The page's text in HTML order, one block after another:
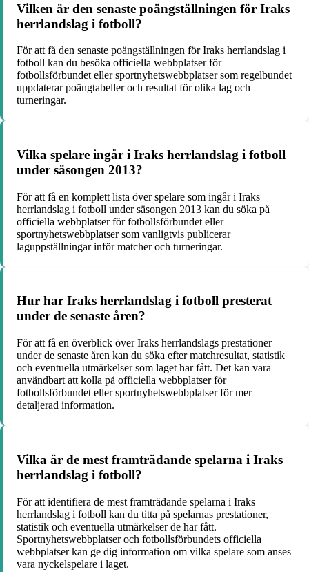
Vilken är den senaste poängställningen för Iraks
herrlandslag i fotboll?
För att få den senaste poängställningen för Iraks herrlandslag i
fotboll kan du besöka officiella webbplatser för
fotbollsförbundet eller sportnyhetswebbplatser som regelbundet
uppdaterar poängtabeller och resultat för olika lag och
turneringar.
Vilka spelare ingår i Iraks herrlandslag i fotboll
under säsongen 2013?
För att få en komplett lista över spelare som ingår i Iraks
herrlandslag i fotboll under säsongen 2013 kan du söka på
officiella webbplatser för fotbollsförbundet eller
sportnyhetswebbplatser som vanligtvis publicerar
laguppställningar inför matcher och turneringar.
Hur har Iraks herrlandslag i fotboll presterat
under de senaste åren?
För att få en överblick över Iraks herrlandslags prestationer
under de senaste åren kan du söka efter matchresultat, statistik
och eventuella utmärkelser som laget har fått. Det kan vara
användbart att kolla på officiella webbplatser för
fotbollsförbundet eller sportnyhetswebbplatser för mer
detaljerad information.
Vilka är de mest framträdande spelarna i Iraks
herrlandslag i fotboll?
För att identifiera de mest framträdande spelarna i Iraks
herrlandslag i fotboll kan du titta på spelarnas prestationer,
statistik och eventuella utmärkelser de har fått.
Sportnyhetswebbplatser och fotbollsförbundets officiella
webbplatser kan ge dig information om vilka spelare som anses
vara nyckelspelare i laget.